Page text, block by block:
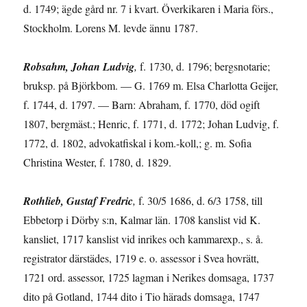
d. 1749; ägde gård nr. 7 i kvart. Överkika­ren i Maria förs.,
Stockholm. Lorens M. levde ännu 1787.
Robsahm, Johan Ludvig,f. 1730, d. 1796; bergsnotarie;
bruksp. på Björkbom. — G. 1769 m. Elsa Charlotta Geijer,
f. 1744, d. 1797. — Barn: Abraham, f. 1770, död ogift
1807, bergmäst.; Henric, f. 1771, d. 1772; Johan Ludvig, f.
1772, d. 1802, advokatfiskal i kom.-koll,; g. m. Sofia
Christina Wester, f. 1780, d. 1829.
Rothlieb, Gustaf Fredric,f. 30/5 1686, d. 6/3 1758, till
Ebbetorp i Dörby s:n, Kalmar län. 1708 kanslist vid K.
kansliet, 1717 kanslist vid inrikes och kammarexp., s. å.
registrator därstädes, 1719 e. o. assessor i Svea hovrätt,
1721 ord. assessor, 1725 lagman i Nerikes domsaga, 1737
dito på Gotland, 1744 dito i Tio härads domsaga, 1747